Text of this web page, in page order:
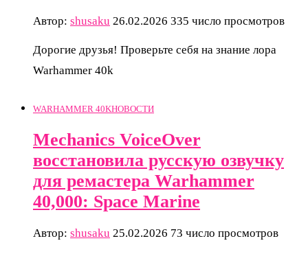
Автор: shusaku 26.02.2026 335 число просмотров
Дорогие друзья! Проверьте себя на знание лора
Warhammer 40k
WARHAMMER 40KНОВОСТИ
Mechanics VoiceOver
восстановила русскую озвучку
для ремастера Warhammer
40,000: Space Marine
Автор: shusaku 25.02.2026 73 число просмотров